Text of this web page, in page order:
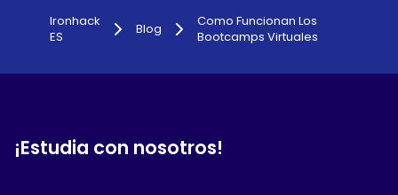
Ironhack
ES
Blog
Como Funcionan Los
Bootcamps Virtuales
¡Estudia con nosotros!